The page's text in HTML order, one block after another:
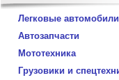
Легковые автомобили
Автозапчасти
Мототехника
Грузовики и